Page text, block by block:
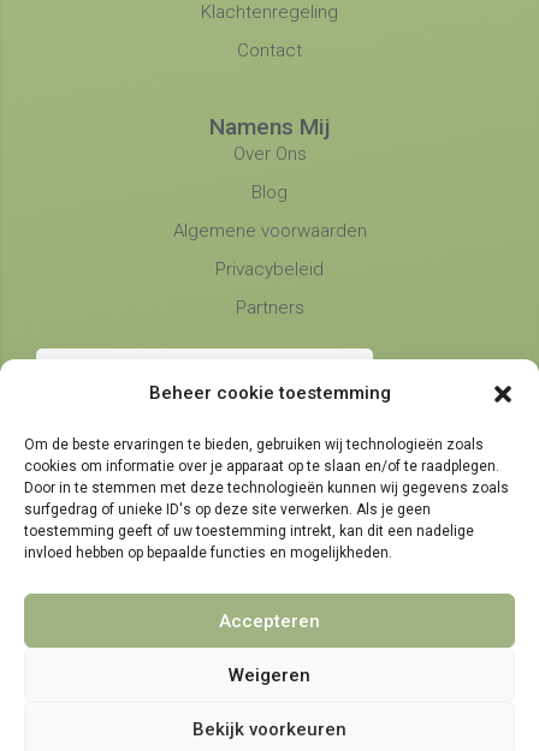
Beheer cookie toestemming
Om de beste ervaringen te bieden, gebruiken wij technologieën zoals
cookies om informatie over je apparaat op te slaan en/of te raadplegen.
Door in te stemmen met deze technologieën kunnen wij gegevens zoals
surfgedrag of unieke ID's op deze site verwerken. Als je geen
toestemming geeft of uw toestemming intrekt, kan dit een nadelige
invloed hebben op bepaalde functies en mogelijkheden.
Accepteren
Weigeren
Bekijk voorkeuren
Telefonische bereikbaarheid
maandag, dinsdag en donderdag
9:00 - 14:30
woensdag en vrijdag
9:00 - 11:30
Klachtenregeling
Contact
Namens Mij
Over Ons
Blog
Algemene voorwaarden
Privacybeleid
Partners
© 2021 - 2026 NamensMij.nl | Gepersonaliseerde Cadeaus